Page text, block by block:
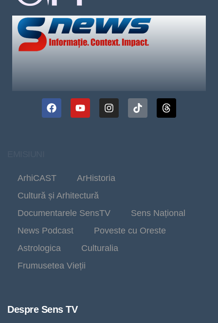
ArhiCAST
ArHistoria
Cultură și Arhitectură
Documentarele SensTV
Sens Național
News Podcast
Poveste cu Oreste
Astrologica
Culturalia
Frumusetea Vieții
Despre Sens TV